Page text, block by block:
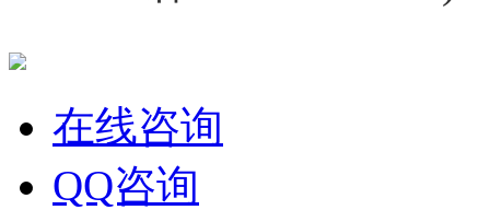
在线咨询
QQ咨询